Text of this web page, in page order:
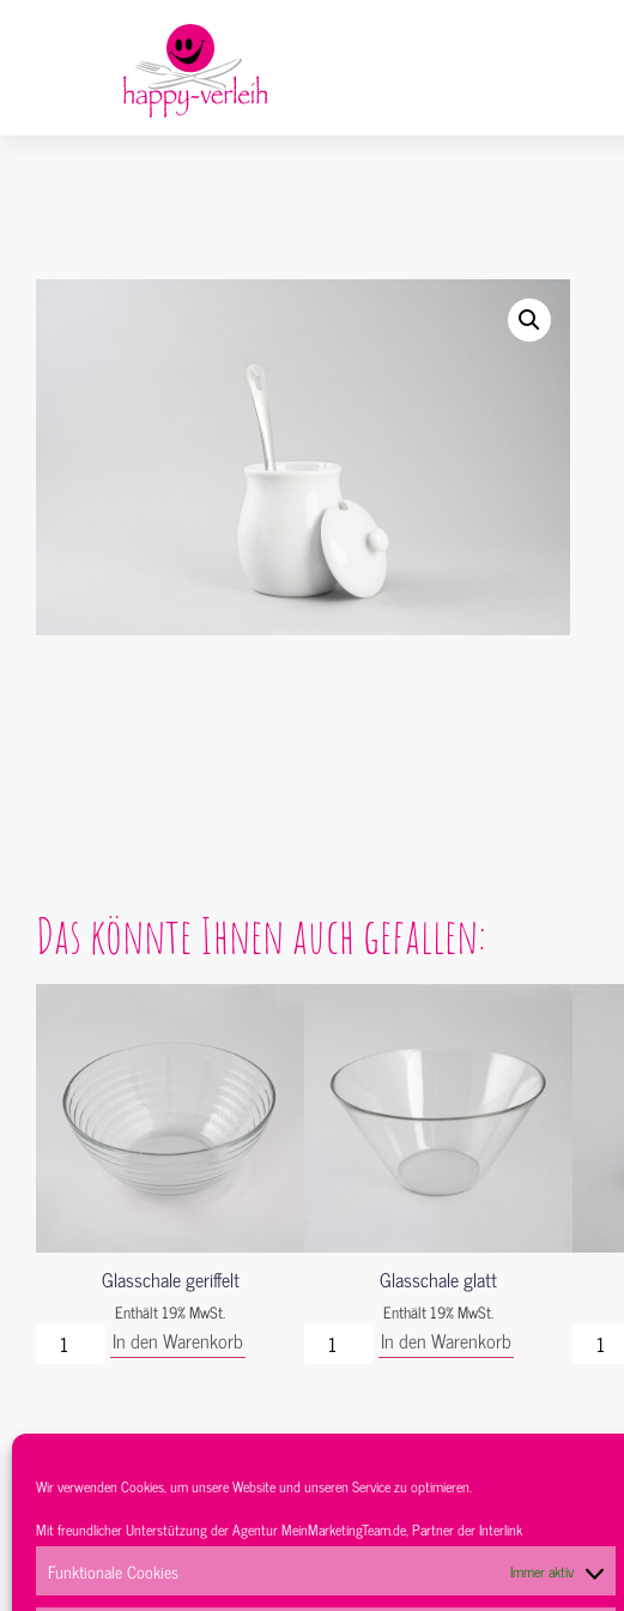
Wir verwenden Cookies, um unsere Website und unseren Service zu optimieren.
Mit freundlicher Unterstützung der AgenturMeinMarketingTeam.de, Partner derInterlink
Funktionale Cookies Immer aktiv
Das könnte Ihnen auch gefallen:
Glasschale geriffelt
Enthält 19% MwSt.
In den Warenkorb
Glasschale glatt
Enthält 19% MwSt.
In den Warenkorb